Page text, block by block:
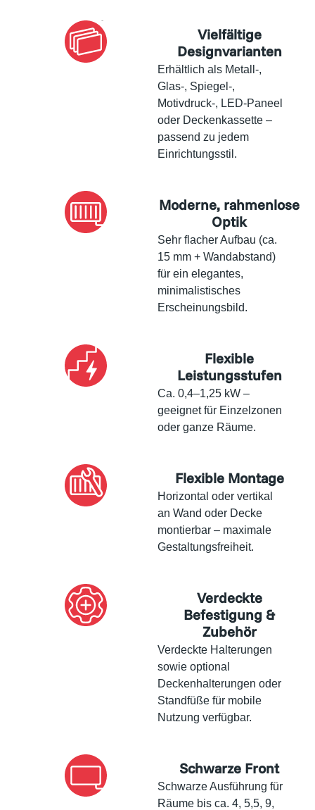
Vielfältige
Designvarianten
Erhältlich als Metall-,
Glas-, Spiegel-,
Motivdruck-, LED-Paneel
oder Deckenkassette –
passend zu jedem
Einrichtungsstil.
Moderne, rahmenlose
Optik
Sehr flacher Aufbau (ca.
15 mm + Wandabstand)
für ein elegantes,
minimalistisches
Erscheinungsbild.
Flexible
Leistungsstufen
Ca. 0,4–1,25 kW –
geeignet für Einzelzonen
oder ganze Räume.
Flexible Montage
Horizontal oder vertikal
an Wand oder Decke
montierbar – maximale
Gestaltungsfreiheit.
Verdeckte
Befestigung &
Zubehör
Verdeckte Halterungen
sowie optional
Deckenhalterungen oder
Standfüße für mobile
Nutzung verfügbar.
Schwarze Front
Schwarze Ausführung für
Räume bis ca. 4, 5,5, 9,